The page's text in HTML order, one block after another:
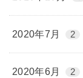
2020年7月 2
2020年6月 2